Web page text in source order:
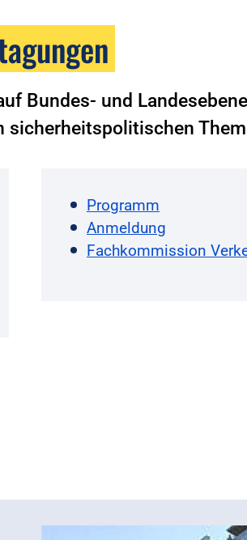
Bundes- und Landesebene
sicherheitspolitischen
Programm
Anmeldung
Fachkommission